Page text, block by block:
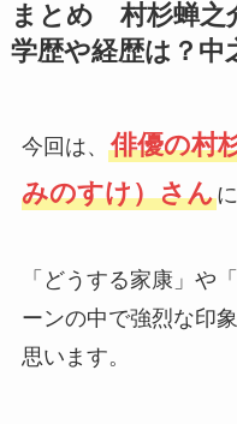
まとめ 村杉蝉之
学歴や経歴は？中
今回は、 俳優の村
みのすけ）さん
「どうする家康」や
ーンの中で強烈な印
思います。